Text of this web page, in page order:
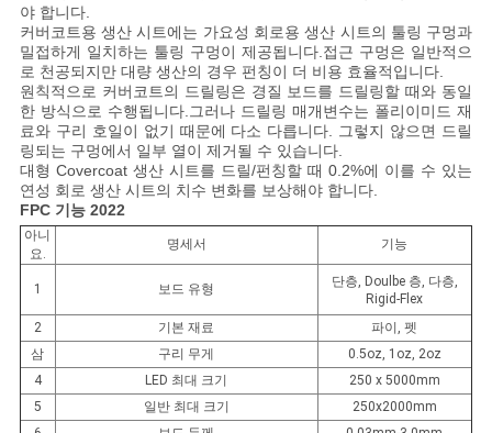
야 합니다.
커버코트용 생산 시트에는 가요성 회로용 생산 시트의 툴링 구멍과
밀접하게 일치하는 툴링 구멍이 제공됩니다.접근 구멍은 일반적으
로 천공되지만 대량 생산의 경우 펀칭이 더 비용 효율적입니다.
원칙적으로 커버코트의 드릴링은 경질 보드를 드릴링할 때와 동일
한 방식으로 수행됩니다.그러나 드릴링 매개변수는 폴리이미드 재
료와 구리 호일이 없기 때문에 다소 다릅니다. 그렇지 않으면 드릴
링되는 구멍에서 일부 열이 제거될 수 있습니다.
대형 Covercoat 생산 시트를 드릴/펀칭할 때 0.2%에 이를 수 있는
연성 회로 생산 시트의 치수 변화를 보상해야 합니다.
FPC 기능 2022
아니
요.
명세서 기능
1 보드 유형
단층, Doulbe 층, 다층,
Rigid-Flex
2
기본 재료
파이, 펫
삼
구리 무게
0.5oz, 1oz, 2oz
4
LED 최대 크기
250 x 5000mm
5
일반 최대 크기
250x2000mm